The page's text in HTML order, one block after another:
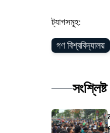
ট্যাগসমূহ:
গণ বিশ্ববিদ্যালয়
সংশ্লিষ্ট